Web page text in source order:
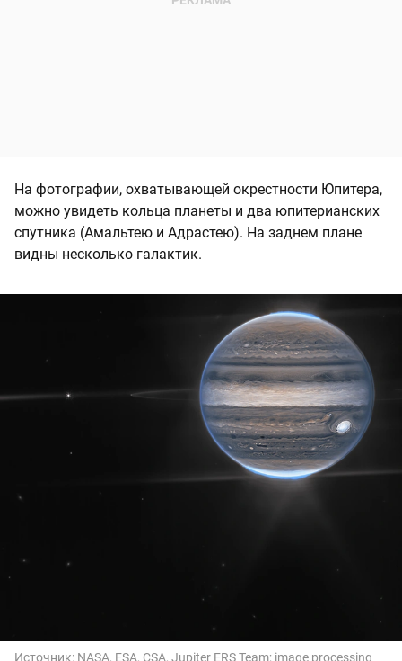
На фотографии, охватывающей окрестности Юпитера,
можно увидеть кольца планеты и два юпитерианских
спутника (Амальтею и Адрастею). На заднем плане
видны несколько галактик.
Источник: NASA, ESA, CSA, Jupiter ERS Team; image processing